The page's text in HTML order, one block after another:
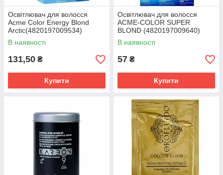
Освітлювач для волосся
Acme Color Energy Blond
Arctic(4820197009534)
В наявності
131,50 ₴
Купити
Освітлювач для волосся
ACME-COLOR SUPER
BLOND (4820197009640)
В наявності
57 ₴
Купити